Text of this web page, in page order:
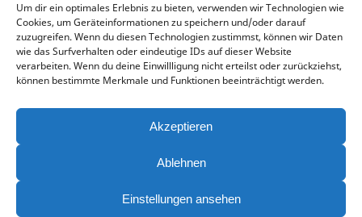
Um dir ein optimales Erlebnis zu bieten, verwenden wir Technologien wie
Cookies, um Geräteinformationen zu speichern und/oder darauf
zuzugreifen. Wenn du diesen Technologien zustimmst, können wir Daten
wie das Surfverhalten oder eindeutige IDs auf dieser Website
verarbeiten. Wenn du deine Einwillligung nicht erteilst oder zurückziehst,
können bestimmte Merkmale und Funktionen beeinträchtigt werden.
Akzeptieren
Ablehnen
Einstellungen ansehen
Copyright © BMU Veranstaltungstechnik
Impressum AGB & Lieferanten AGB